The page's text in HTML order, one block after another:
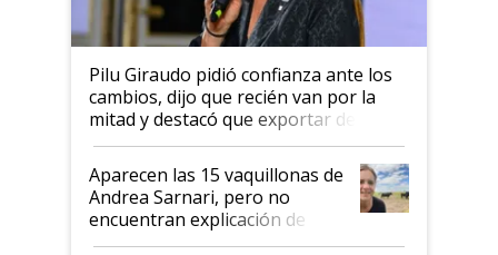
Pilu Giraudo pidió confianza ante los
cambios, dijo que recién van por la
mitad y destacó que exportar dejó de
ser "para unos pocos": "Tenemos un
mandato muy claro del gobierno
nacional"
Aparecen las 15 vaquillonas de
Andrea Sarnari, pero no
encuentran explicación de
cómo llegaron allí